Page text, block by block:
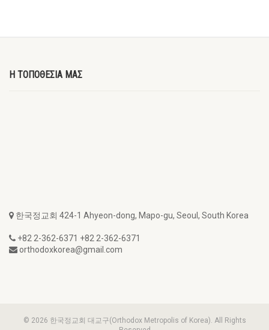
Η ΤΟΠΟΘΕΣΙΑ ΜΑΣ
한국정교회 424-1 Ahyeon-dong, Mapo-gu, Seoul, South Korea
+82 2-362-6371 +82 2-362-6371
orthodoxkorea@gmail.com
© 2026 한국정교회 대교구(Orthodox Metropolis of Korea). All Rights